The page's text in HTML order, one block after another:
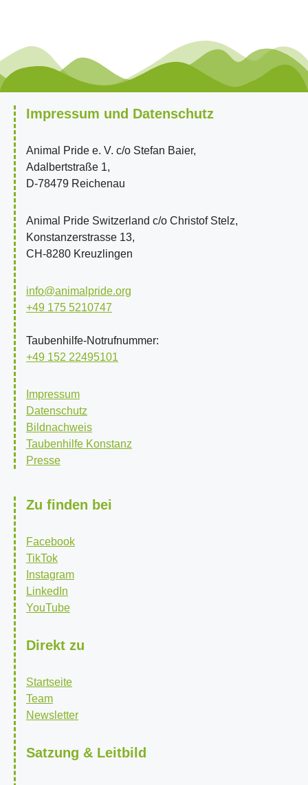
Impressum und Datenschutz
Animal Pride e. V. c/o Stefan Baier,
Adalbertstraße 1,
D-78479 Reichenau
Animal Pride Switzerland c/o Christof Stelz,
Konstanzerstrasse 13,
CH-8280 Kreuzlingen
info@animalpride.org
+49 175 5210747
Taubenhilfe-Notrufnummer:
+49 152 22495101
Impressum
Datenschutz
Bildnachweis
Taubenhilfe Konstanz
Presse
Zu finden bei
Facebook
TikTok
Instagram
LinkedIn
YouTube
Direkt zu
Startseite
Team
Newsletter
Satzung & Leitbild